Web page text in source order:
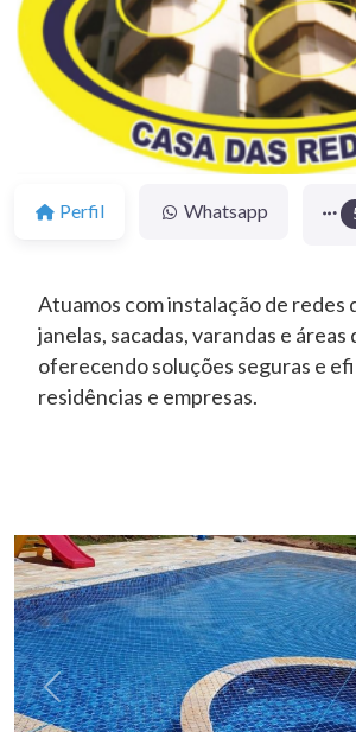
Perfil Whatsapp
Atuamos com instalação de redes
janelas, sacadas, varandas e áreas
oferecendo soluções seguras e
residências e empresas.
Anterior